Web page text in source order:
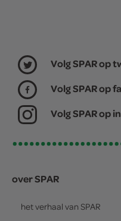
Volg SPAR op
Volg SPAR op
Volg SPAR op
over SPAR
het verhaal van SPAR